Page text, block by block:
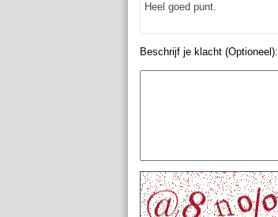
Heel goed punt.
Beschrijf je klacht (Optioneel):